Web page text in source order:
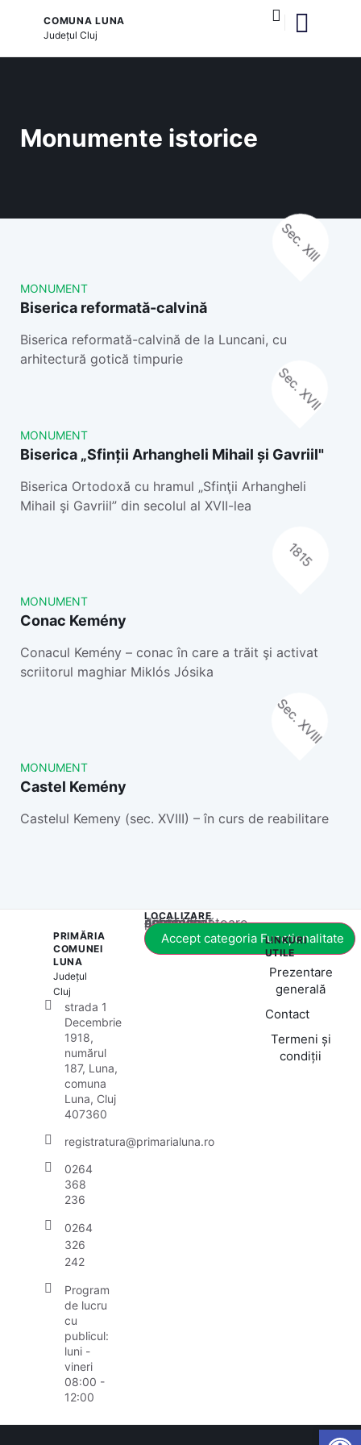
COMUNA LUNA
JudețulCluj
Monumente istorice
Sec. XIII
MONUMENT
Biserica reformată-calvină
Biserica reformată-calvină de la Luncani, cu
arhitectură gotică timpurie
MONUMENT
Biserica „Sfinții Arhangheli Mihail și Gavriil"
Biserica Ortodoxă cu hramul „Sfinţii Arhangheli
Mihail şi Gavriil” din secolul al XVII-lea
Sec. XVII
1815
MONUMENT
Conac Kemény
Conacul Kemény – conac în care a trăit şi activat
scriitorul maghiar Miklós Jósika
MONUMENT
Castel Kemény
Castelul Kemeny (sec. XVIII) – în curs de reabilitare
Sec. XVIII
PRIMĂRIA
COMUNEI
LUNA
Județul
Cluj
strada 1
Decembrie
1918,
numărul
187, Luna,
comuna
Luna, Cluj
407360
registratura@primarialuna.ro
0264
368
236
0264
326
242
Program
de lucru
cu
publicul:
luni -
vineri
08:00 -
12:00
LOCALIZARE
Acest conținut este blocat până când acceptați categoria corespunzătoare de cookie-uri.
Accept categoria Funcționalitate
LINKURI
UTILE
Prezentare
generală
Contact
Termeni și
condiții